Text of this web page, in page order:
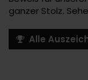
ganzer Stolz.
Alle